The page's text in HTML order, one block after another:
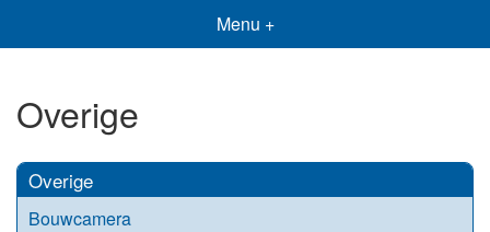
Menu +
Overige
Overige
Bouwcamera